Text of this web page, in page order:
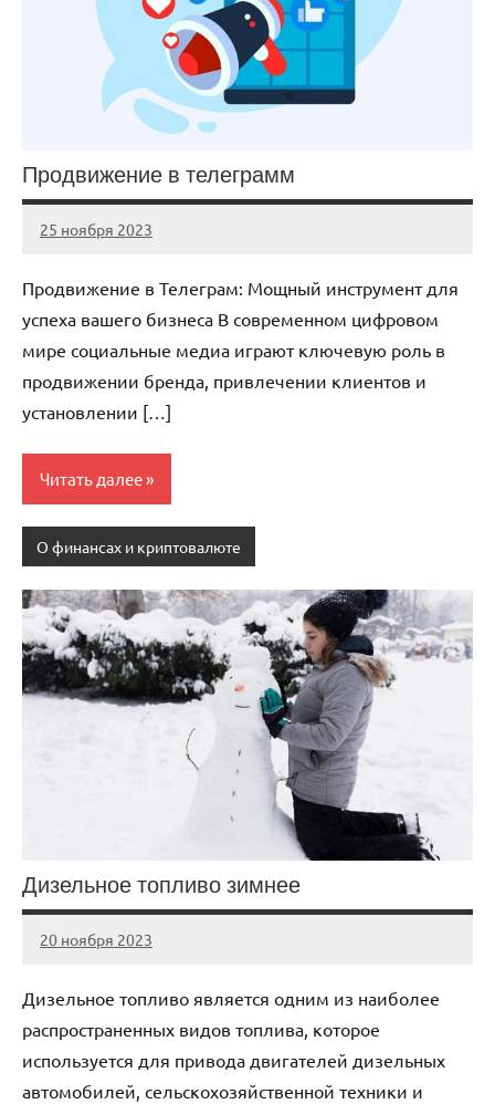
Продвижение в телеграмм
25 ноября 2023
Avtor
Нет
Продвижение в Телеграм: Мощный инструмент для
успеха вашего бизнеса В современном цифровом
мире социальные медиа играют ключевую роль в
продвижении бренда, привлечении клиентов и
установлении […]
Читать далее
О финансах и криптовалюте
Дизельное топливо зимнее
20 ноября 2023
Avtor
Нет
Дизельное топливо является одним из наиболее
распространенных видов топлива, которое
используется для привода двигателей дизельных
автомобилей, сельскохозяйственной техники и